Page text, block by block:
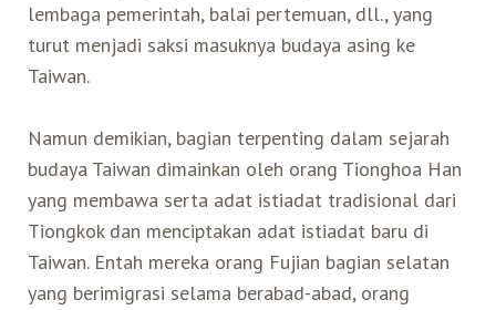
lembaga pemerintah, balai pertemuan, dll., yang
turut menjadi saksi masuknya budaya asing ke
Taiwan.
Namun demikian, bagian terpenting dalam sejarah
budaya Taiwan dimainkan oleh orang Tionghoa Han
yang membawa serta adat istiadat tradisional dari
Tiongkok dan menciptakan adat istiadat baru di
Taiwan. Entah mereka orang Fujian bagian selatan
yang berimigrasi selama berabad-abad, orang